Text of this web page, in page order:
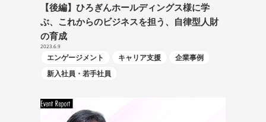
【後編】ひろぎんホールディングス様に学
ぶ、これからのビジネスを担う、自律型人財
の育成
2023.6.9
エンゲージメント キャリア支援
企業事例
新入社員・若手社員